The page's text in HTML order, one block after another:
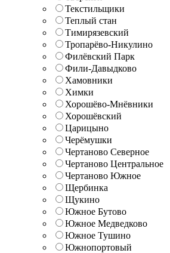
Текстильщики
Теплый стан
Тимирязевский
Тропарёво-Никулино
Филёвский Парк
Фили-Давыдково
Хамовники
Химки
Хорошёво-Мнёвники
Хорошёвский
Царицыно
Черёмушки
Чертаново Северное
Чертаново Центральное
Чертаново Южное
Щербинка
Щукино
Южное Бутово
Южное Медведково
Южное Тушино
Южнопортовый